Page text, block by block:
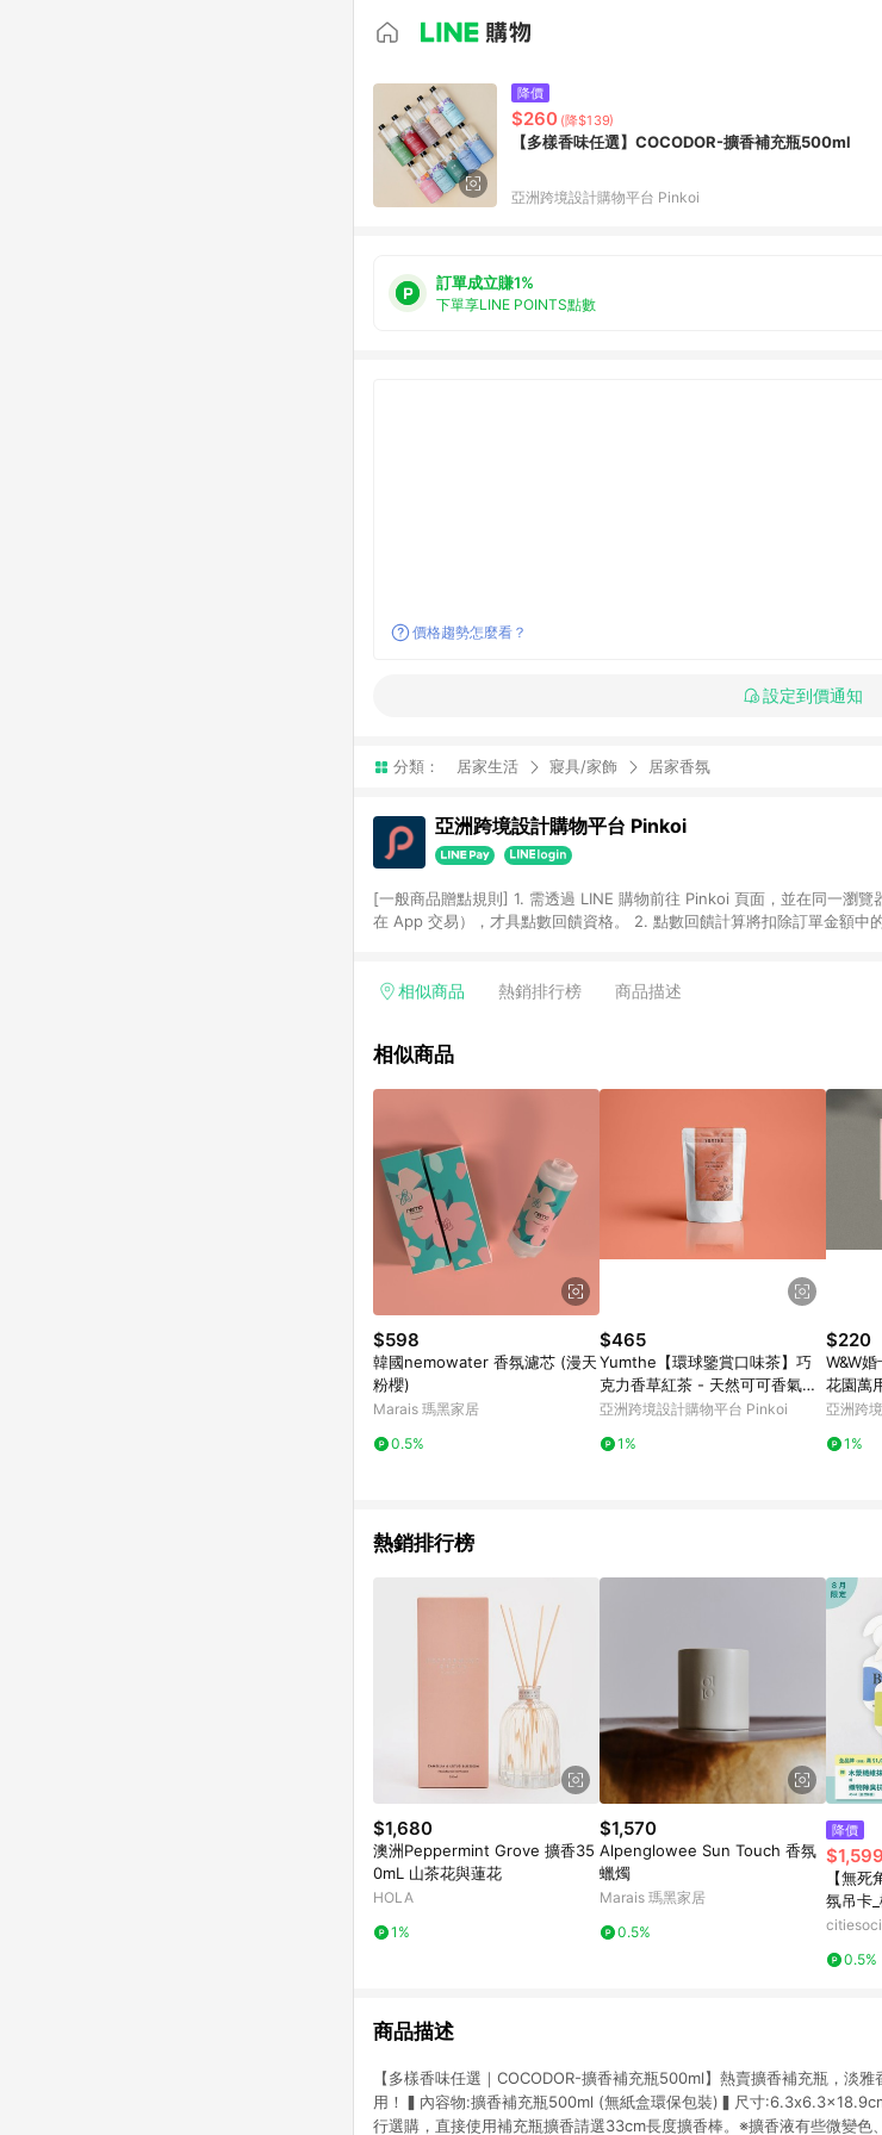
降價
$260 (降$139)
【多樣香味任選】COCODOR-擴香補充瓶500ml
亞洲跨境設計購物平台 Pinkoi
訂單成立賺1%
下單享LINE POINTS點數
價格趨勢怎麼看？
設定到價通知
分類： 居家生活 寢具/家飾 居家香氛
亞洲跨境設計購物平台 Pinkoi
[一般商品贈點規則] 1. 需透過 LINE 購物前往 Pinkoi 頁面，並在同一瀏
在 App 交易），才具點數回饋資格。 2. 點數回饋計算將扣除訂單金額中
格，部分退款不在此限。 6. APP 請更新至Android v4.6.0 / iOS v4.1.5
使用規則請以點數紅包活動說明為準。 11. 若於 LINE 購物前往 Pinkoi 頁
相似商品 熱銷排行榜 商品描述
相似商品
$598
韓國nemowater 香氛濾芯 (漫天
粉櫻)
Marais 瑪黑家居
0.5%
$465
Yumthe【環球鑒賞口味茶】巧
克力香草紅茶 - 天然可可香氣無
負擔
亞洲跨境設計購物平台 Pinkoi
1%
$220
W&W
花園萬
入
亞洲跨
1%
熱銷排行榜
$1,680
澳洲Peppermint Grove 擴香35
0mL 山茶花與蓮花
HOLA
1%
$1,570
Alpenglowee Sun Touch 香氛
蠟燭
Marais 瑪黑家居
0.5%
降價
$1,599
【無
氛吊卡
+防霉
0.5%
商品描述
【多樣香味任選｜COCODOR-擴香補充瓶500ml】熱賣擴香補充瓶，淡
用！▍內容物:擴香補充瓶500ml (無紙盒環保包裝)▍尺寸
行選購，直接使用補充瓶擴香請選33cm長度擴香棒。※擴香液有些微變色